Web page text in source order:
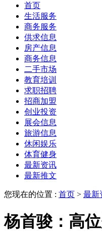
首页
生活服务
商务服务
供求信息
房产信息
商务信息
二手市场
教育培训
求职招聘
招商加盟
创业投资
展会信息
旅游信息
休闲娱乐
体育健身
最新资讯
最新推文
您现在的位置 : 首页 > 最新
杨首骏：高